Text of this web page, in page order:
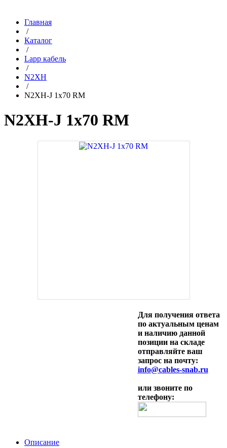
Главная
/
Каталог
/
Lapp кабель
/
N2XH
/
N2XH-J 1x70 RM
N2XH-J 1x70 RM
Для получения ответа
по актуальным ценам
и наличию данной
позиции на складе
отправляйте ваш
запрос на почту:
info@cables-snab.ru
или звоните по
телефону:
Описание